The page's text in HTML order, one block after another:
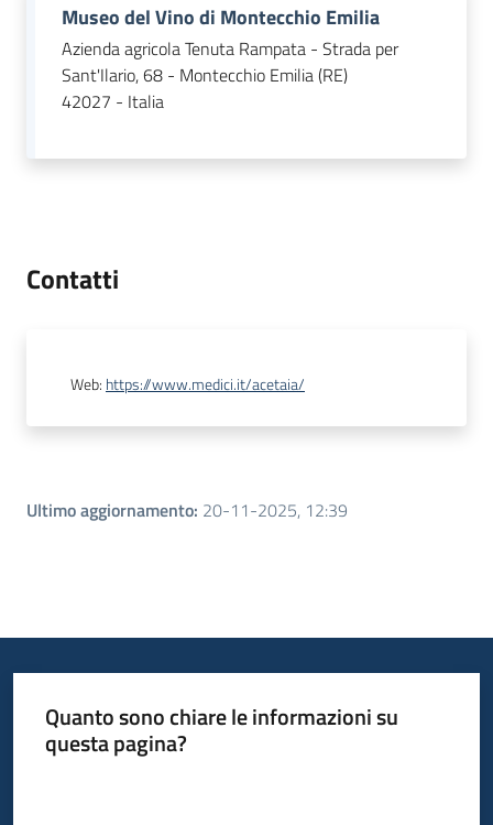
Museo del Vino di Montecchio Emilia
Azienda agricola Tenuta Rampata - Strada per
Sant'Ilario, 68 - Montecchio Emilia (RE)
42027 - Italia
Contatti
Web: https://www.medici.it/acetaia/
Ultimo aggiornamento: 20-11-2025, 12:39
Quanto sono chiare le informazioni su
questa pagina?